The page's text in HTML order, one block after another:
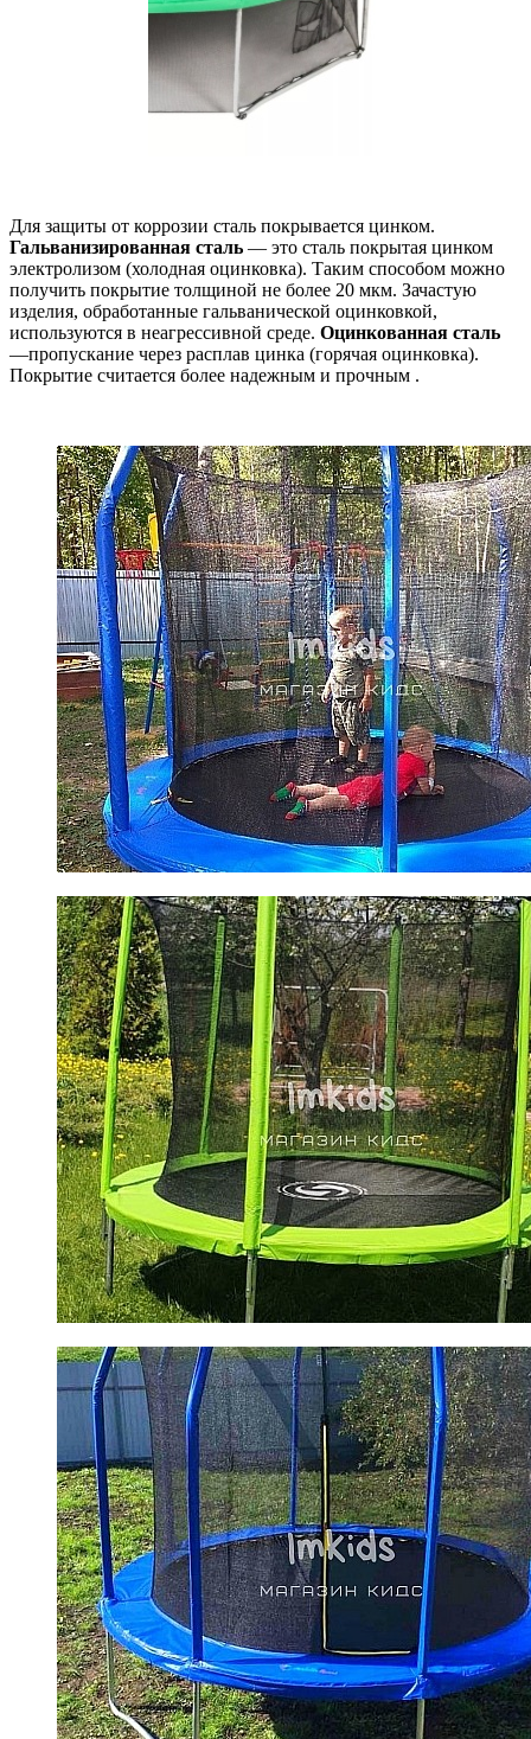
Для защиты от коррозии сталь покрывается цинком.
Гальванизированная сталь — это сталь покрытая цинком
электролизом (холодная оцинковка). Таким способом можно
получить покрытие толщиной не более 20 мкм. Зачастую
изделия, обработанные гальванической оцинковкой,
используются в неагрессивной среде. Оцинкованная сталь
—пропускание через расплав цинка (горячая оцинковка).
Покрытие считается более надежным и прочным .